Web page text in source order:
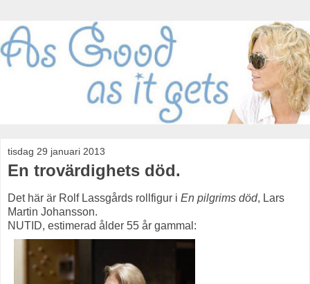
tisdag 29 januari 2013
En trovärdighets död.
Det här är Rolf Lassgårds rollfigur i En pilgrims död, Lars
Martin Johansson.
NUTID, estimerad ålder 55 år gammal: